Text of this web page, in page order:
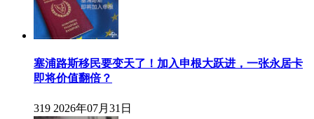
塞浦路斯移民要变天了！加入申根大跃进，一张永居卡
即将价值翻倍？
319 2026年07月31日